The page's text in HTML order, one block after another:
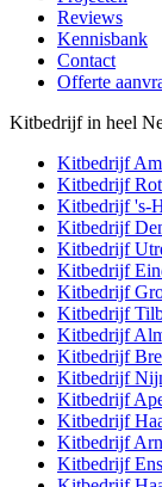
Reviews
Kennisbank
Contact
Offerte
Kitbedrijf in heel
Kitbedrijf
Kitbedrijf
Kitbedrijf's-
Kitbedrijf
Kitbedrijf
Kitbedrijf
Kitbedrijf
Kitbedrijf
Kitbedrijf
Kitbedrijf
Kitbedrijf
Kitbedrijf
Kitbedrijf
Kitbedrijf
Kitbedrijf